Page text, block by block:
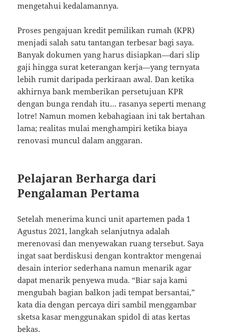
mengetahui kedalamannya.
Proses pengajuan kredit pemilikan rumah (KPR)
menjadi salah satu tantangan terbesar bagi saya.
Banyak dokumen yang harus disiapkan—dari slip
gaji hingga surat keterangan kerja—yang ternyata
lebih rumit daripada perkiraan awal. Dan ketika
akhirnya bank memberikan persetujuan KPR
dengan bunga rendah itu… rasanya seperti menang
lotre! Namun momen kebahagiaan ini tak bertahan
lama; realitas mulai menghampiri ketika biaya
renovasi muncul dalam anggaran.
Pelajaran Berharga dari
Pengalaman Pertama
Setelah menerima kunci unit apartemen pada 1
Agustus 2021, langkah selanjutnya adalah
merenovasi dan menyewakan ruang tersebut. Saya
ingat saat berdiskusi dengan kontraktor mengenai
desain interior sederhana namun menarik agar
dapat menarik penyewa muda. “Biar saja kami
mengubah bagian balkon jadi tempat bersantai,”
kata dia dengan percaya diri sambil menggambar
sketsa kasar menggunakan spidol di atas kertas
bekas.